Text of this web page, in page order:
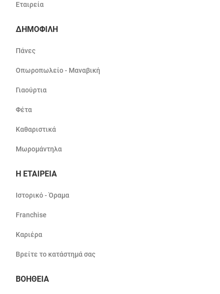
Εταιρεία
ΔΗΜΟΦΙΛΗ
Πάνες
Οπωροπωλείο - Μαναβική
Γιαούρτια
Φέτα
Καθαριστικά
Μωρομάντηλα
Η ΕΤΑΙΡΕΙΑ
Ιστορικό - Όραμα
Franchise
Καριέρα
Βρείτε το κατάστημά σας
ΒΟΗΘΕΙΑ